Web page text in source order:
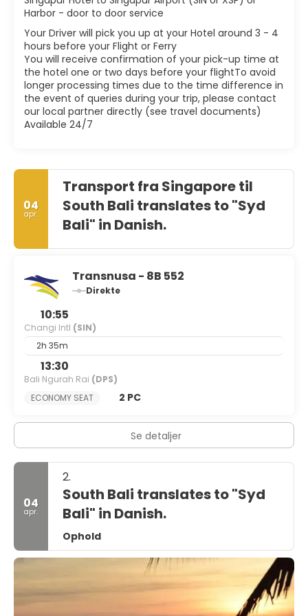
Harbor - door to door service
Your Driver will pick you up at your Hotel around 3 - 4
hours before your Flight or Ferry
You will receive confirmation of your pick-up time at
the hotel one or two days before your flightTo avoid
longer processing times due to the time difference in
the event of queries during your trip, please contact
our local partner directly (see travel documents)
Available 24/7
04
apr.
Transport fra Singapore til
South Bali translates to "Syd
Bali" in Danish.
Transnusa - 8B 552
Direkte
10:55
Changi Intl (SIN)
2h 35m
13:30
Bali Ngurah Rai (DPS)
ECONOMY SEAT
2 PC
Se detaljer
04
apr.
2.
South Bali translates to "Syd
Bali" in Danish.
Ophold